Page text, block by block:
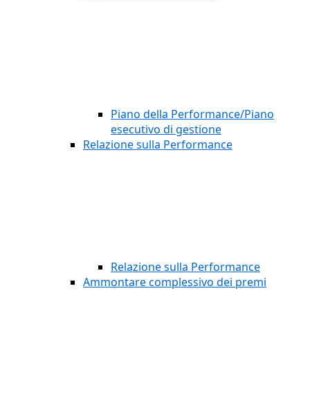
Piano della Performance/Piano
esecutivo di gestione
Relazione sulla Performance
Relazione sulla Performance
Ammontare complessivo dei premi